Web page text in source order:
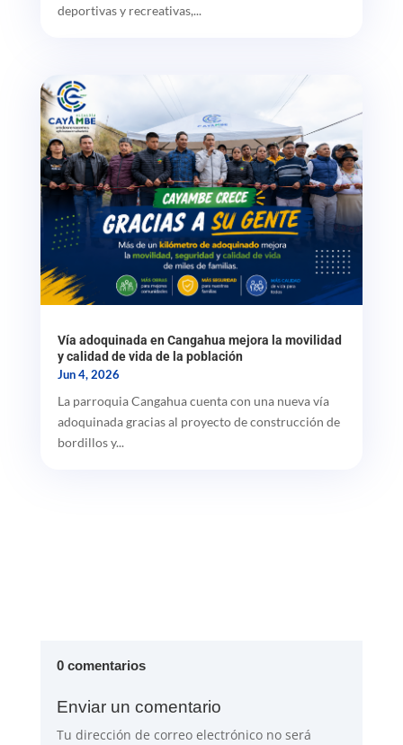
deportivas y recreativas,...
Vía adoquinada en Cangahua mejora la movilidad
y calidad de vida de la población
Jun 4, 2026
La parroquia Cangahua cuenta con una nueva vía
adoquinada gracias al proyecto de construcción de
bordillos y...
0 comentarios
Enviar un comentario
Tu dirección de correo electrónico no será